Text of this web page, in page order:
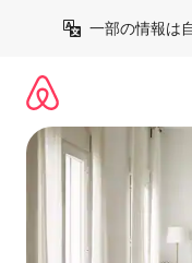
一部の情報は